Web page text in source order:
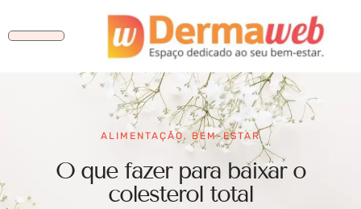
ALIMENTAÇÃO , BEM-ESTAR
O que fazer para baixar o
colesterol total